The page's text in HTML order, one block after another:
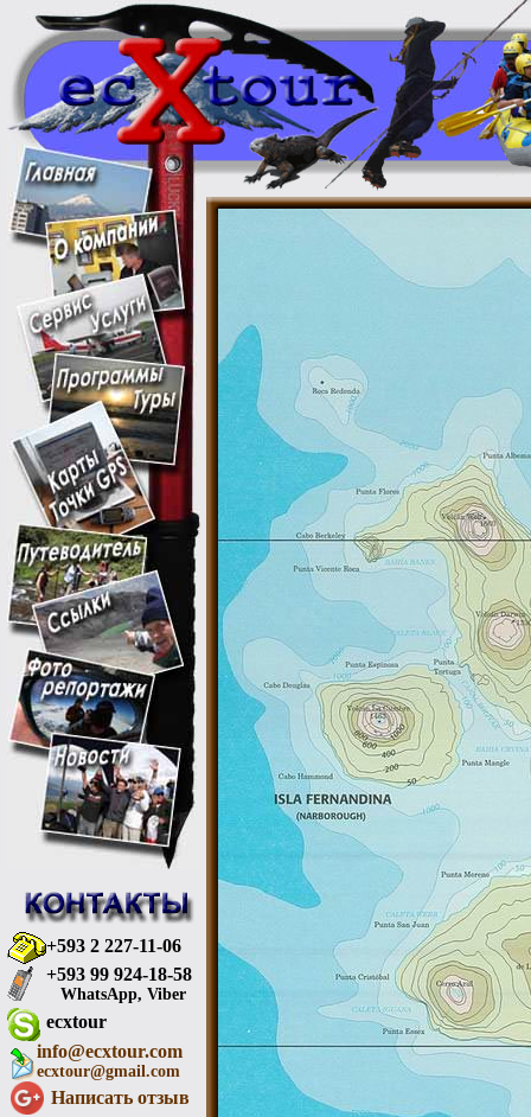
+593 2 227-11-06
+593 99 924-18-58
WhatsApp, Viber
ecxtour
info@ecxtour.com
ecxtour@gmail.com
Написать отзыв